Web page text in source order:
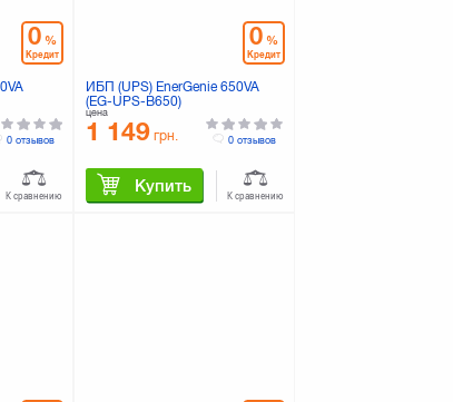
0 %
Кредит
0 отзывов
К сравнению
0 %
Кредит
ИБП (UPS) EnerGenie 650VA
(EG-UPS-B650)
цена
1 149 грн.
Купить
0 отзывов
К сравнению